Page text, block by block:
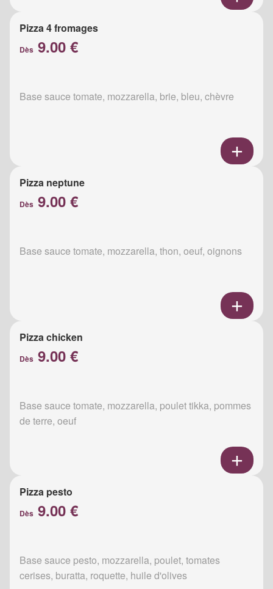
Pizza 4 fromages
Dès 9.00 €
Base sauce tomate, mozzarella, brie, bleu, chèvre
Pizza neptune
Dès 9.00 €
Base sauce tomate, mozzarella, thon, oeuf, oignons
Pizza chicken
Dès 9.00 €
Base sauce tomate, mozzarella, poulet tikka, pommes
de terre, oeuf
Pizza pesto
Dès 9.00 €
Base sauce pesto, mozzarella, poulet, tomates
cerises, buratta, roquette, huile d'olives